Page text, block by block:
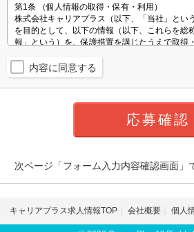
内容に同意する
次ページ「フォーム入力内容確認画面」
キャリアプラス求人情報TOP 会社概要 個人